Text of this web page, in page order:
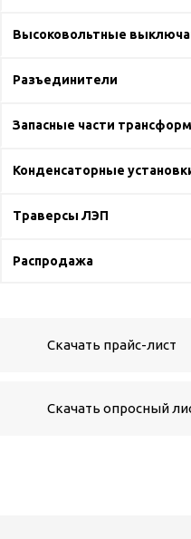
Высоковольтные
Разъединители
Запасные части
Конденсаторные
Траверсы ЛЭП
Распродажа
Скачать прайс-лист
Скачать опросный